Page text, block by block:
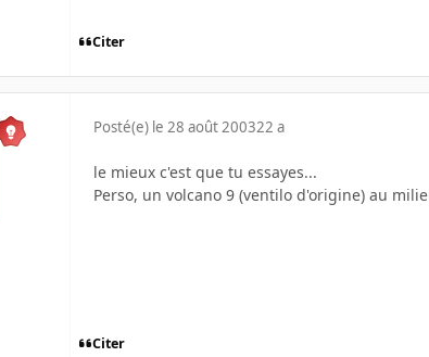
Citer
Posté(e) le 28 août 200322 a
le mieux c'est que tu essayes...
Perso, un volcano 9 (ventilo d'origine) au
Citer